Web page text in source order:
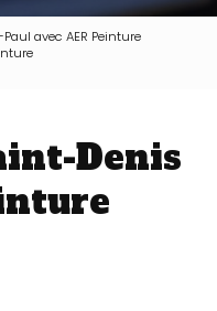
avec AER Peinture
Denis